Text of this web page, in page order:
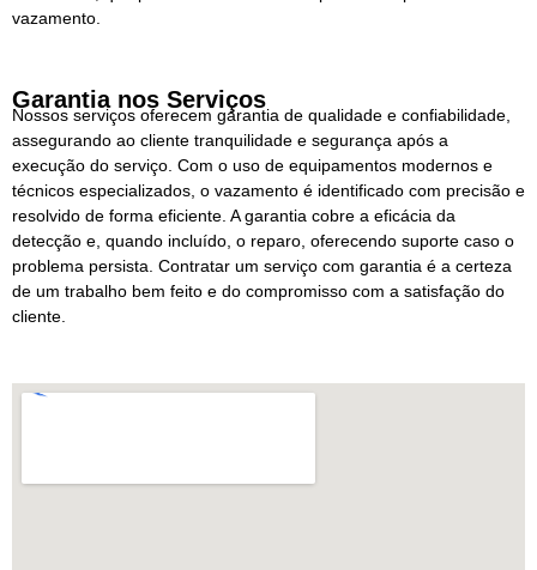
vazamento.
Garantia nos Serviços
Nossos serviços oferecem garantia de qualidade e confiabilidade,
assegurando ao cliente tranquilidade e segurança após a
execução do serviço. Com o uso de equipamentos modernos e
técnicos especializados, o vazamento é identificado com precisão e
resolvido de forma eficiente. A garantia cobre a eficácia da
detecção e, quando incluído, o reparo, oferecendo suporte caso o
problema persista. Contratar um serviço com garantia é a certeza
de um trabalho bem feito e do compromisso com a satisfação do
cliente.